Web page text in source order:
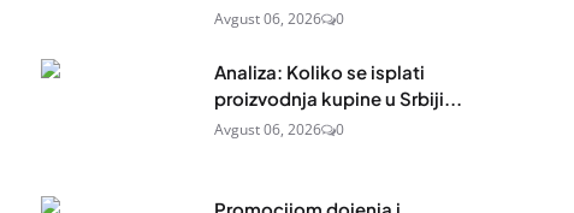
Avgust 06, 2026 0
Analiza: Koliko se isplati
proizvodnja kupine u Srbiji...
Avgust 06, 2026 0